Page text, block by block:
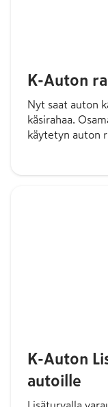
K-Auton
Nyt saat auton
käsirahaa.
käytetyn auton
K-Auton
autoille